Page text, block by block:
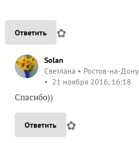
Ответить ✿
Solan
Светлана
Ростов-на-Дону
21 ноября 2016, 16:18
Спасибо))
Ответить ✿